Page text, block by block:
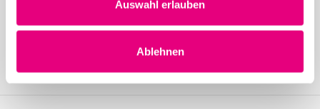
Auswahl erlauben
Ablehnen